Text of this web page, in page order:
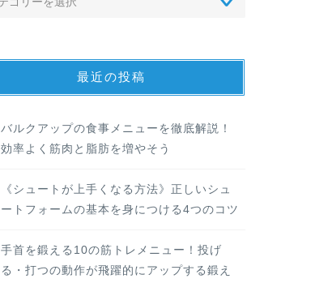
最近の投稿
バルクアップの食事メニューを徹底解説！
効率よく筋肉と脂肪を増やそう
《シュートが上手くなる方法》正しいシュ
ートフォームの基本を身につける4つのコツ
手首を鍛える10の筋トレメニュー！投げ
る・打つの動作が飛躍的にアップする鍛え